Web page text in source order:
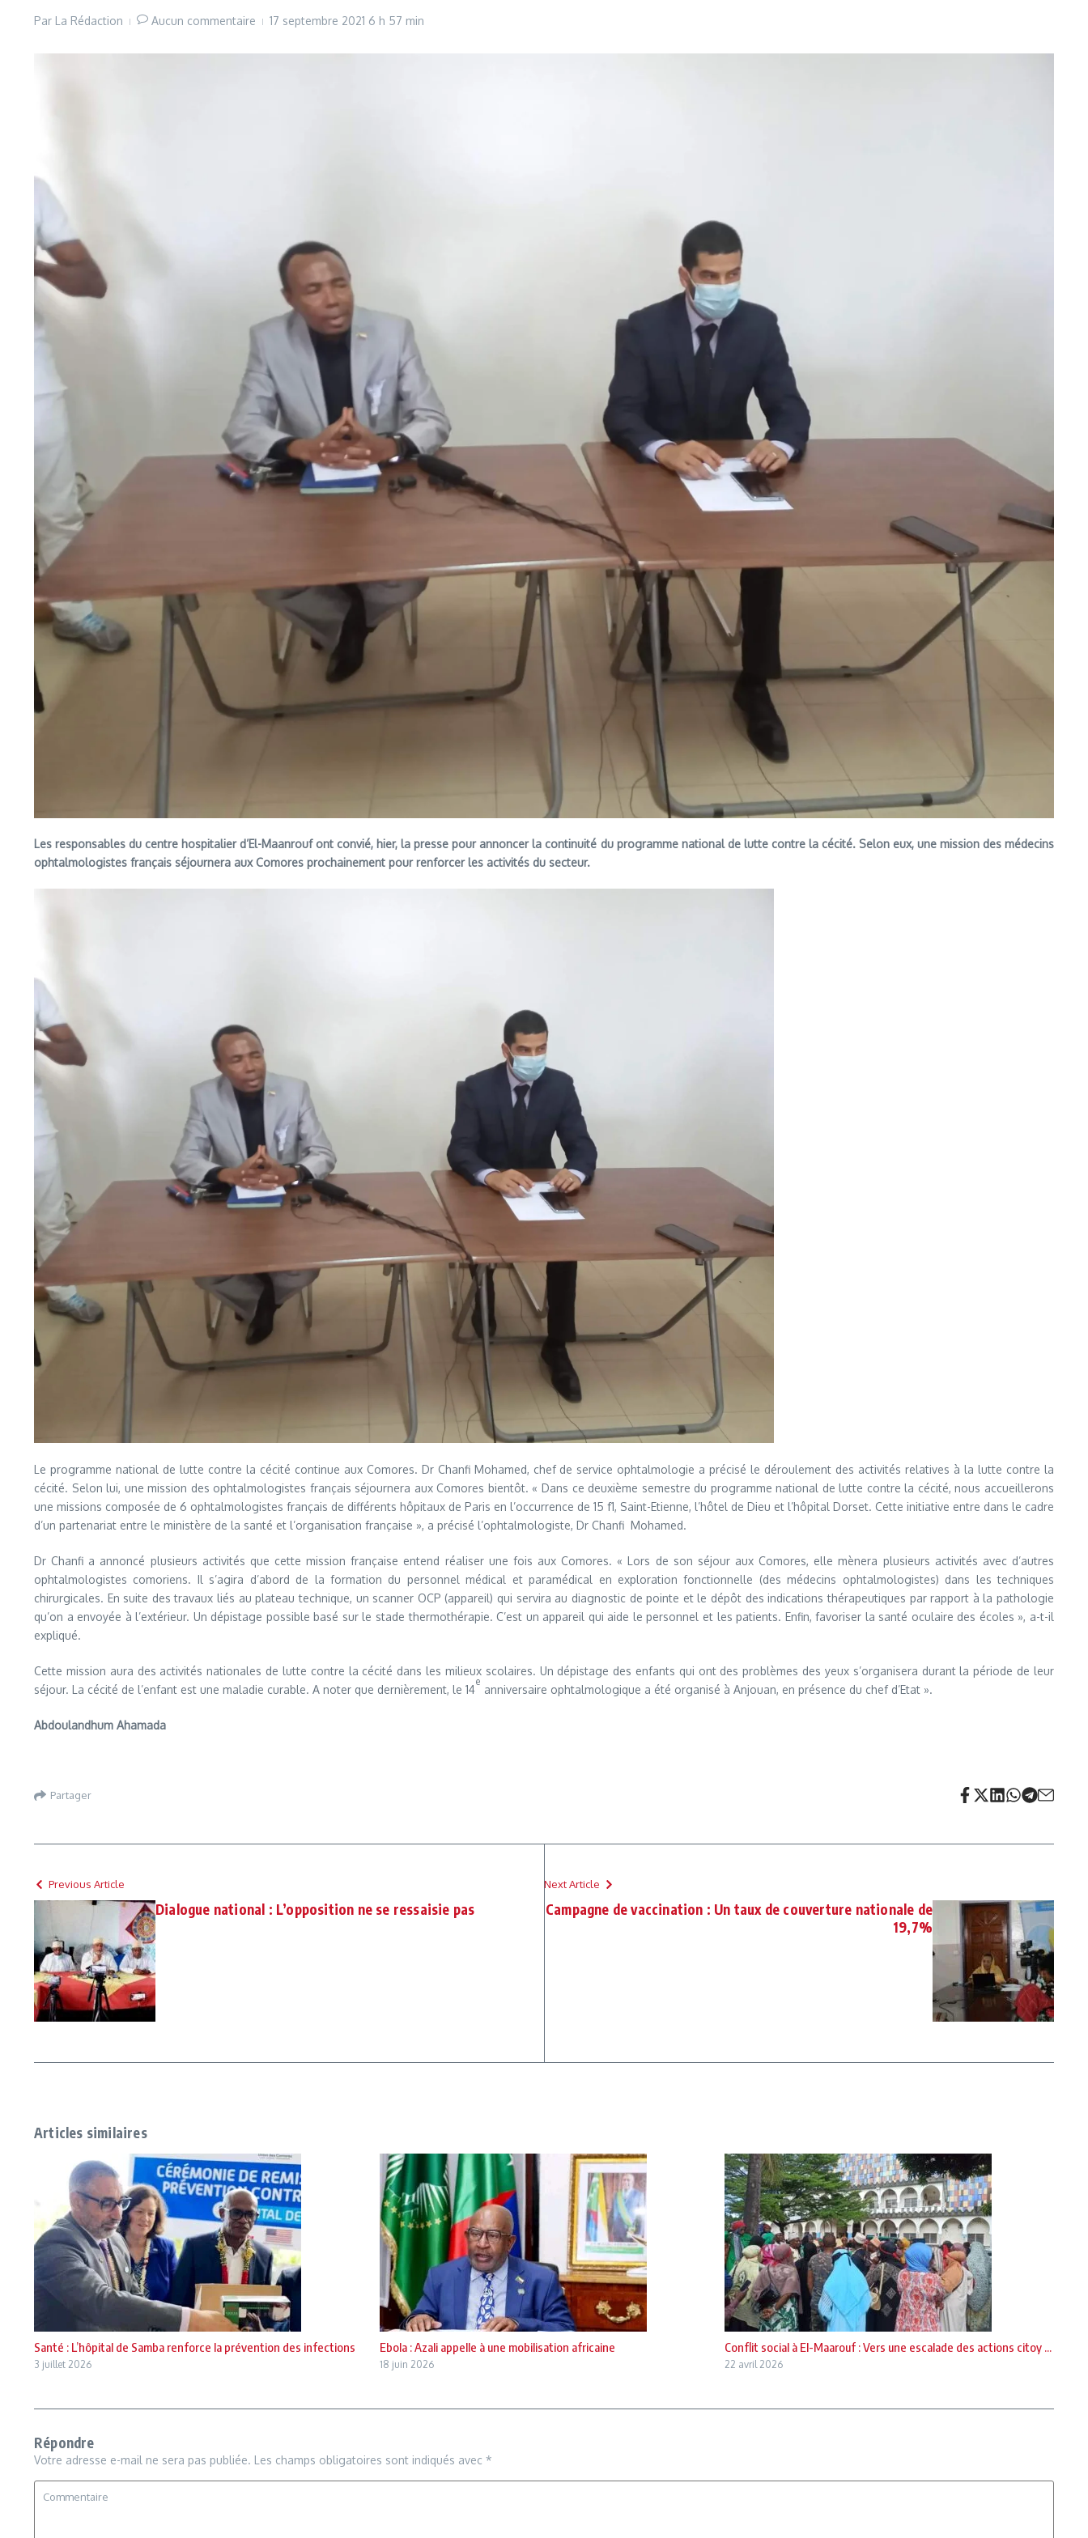
Par La Rédaction Aucun commentaire 17 septembre 2021 6 h 57 min
Les responsables du centre hospitalier d’El-Maanrouf ont convié, hier, la presse pour annoncer la continuité du programme national de lutte contre la cécité. Selon eux, une mission des médecins
ophtalmologistes français séjournera aux Comores prochainement pour renforcer les activités du secteur.
Le programme national de lutte contre la cécité continue aux Comores. Dr Chanfi Mohamed, chef de service ophtalmologie a précisé le déroulement des activités relatives à la lutte contre la
cécité. Selon lui, une mission des ophtalmologistes français séjournera aux Comores bientôt. « Dans ce deuxième semestre du programme national de lutte contre la cécité, nous accueillerons
une missions composée de 6 ophtalmologistes français de différents hôpitaux de Paris en l’occurrence de 15 f1, Saint-Etienne, l’hôtel de Dieu et l’hôpital Dorset. Cette initiative entre dans le cadre
d’un partenariat entre le ministère de la santé et l’organisation française », a précisé l’ophtalmologiste, Dr Chanfi Mohamed.
Dr Chanfi a annoncé plusieurs activités que cette mission française entend réaliser une fois aux Comores. « Lors de son séjour aux Comores, elle mènera plusieurs activités avec d’autres
ophtalmologistes comoriens. Il s’agira d’abord de la formation du personnel médical et paramédical en exploration fonctionnelle (des médecins ophtalmologistes) dans les techniques
chirurgicales. En suite des travaux liés au plateau technique, un scanner OCP (appareil) qui servira au diagnostic de pointe et le dépôt des indications thérapeutiques par rapport à la pathologie
qu’on a envoyée à l’extérieur. Un dépistage possible basé sur le stade thermothérapie. C’est un appareil qui aide le personnel et les patients. Enfin, favoriser la santé oculaire des écoles », a-t-il
expliqué.
Cette mission aura des activités nationales de lutte contre la cécité dans les milieux scolaires. Un dépistage des enfants qui ont des problèmes des yeux s’organisera durant la période de leur
séjour. La cécité de l’enfant est une maladie curable. A noter que dernièrement, le 14
e
anniversaire ophtalmologique a été organisé à Anjouan, en présence du chef d’Etat ».
Abdoulandhum Ahamada
Partager
Previous Article
Dialogue national : L’opposition ne se ressaisie pas
Next Article
Campagne de vaccination : Un taux de couverture nationale de
19,7%
Articles similaires
Santé : L’hôpital de Samba renforce la prévention des infections
3 juillet 2026
Ebola : Azali appelle à une mobilisation africaine
18 juin 2026
Conflit social à El-Maarouf : Vers une escalade des actions citoy ...
22 avril 2026
Répondre
Votre adresse e-mail ne sera pas publiée. Les champs obligatoires sont indiqués avec *